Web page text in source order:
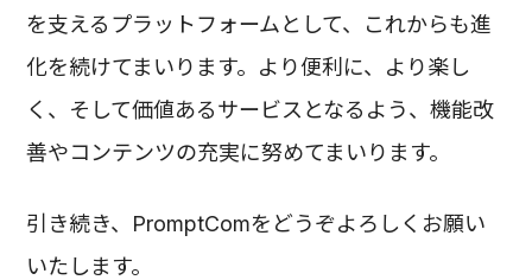
を支えるプラットフォームとして、これからも進
化を続けてまいります。より便利に、より楽し
く、そして価値あるサービスとなるよう、機能改
善やコンテンツの充実に努めてまいります。
引き続き、PromptComをどうぞよろしくお願い
いたします。